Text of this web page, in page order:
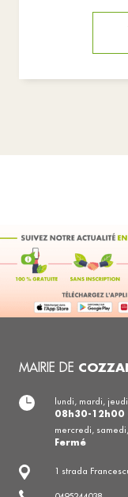
MAIRIE DE
1 strada
lundi, mardi,
08h30-
mercredi,
Fermé